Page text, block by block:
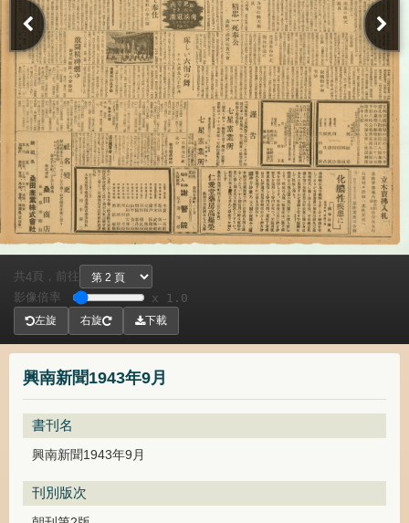
興南新聞1943年9月
書刊名
興南新聞1943年9月
刊別版次
共4頁， 前往
影像倍率
x 1.0
左旋 右旋 下載